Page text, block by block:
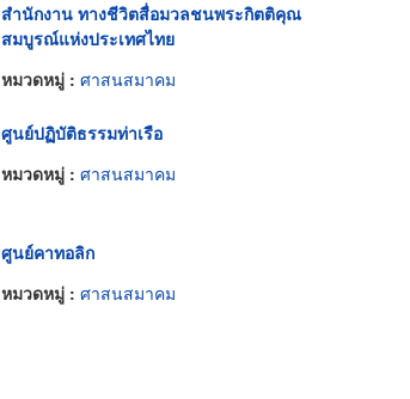
สำนักงาน ทางชีวิตสื่อมวลชนพระกิตติคุณ
สมบูรณ์แห่งประเทศไทย
หมวดหมู่ : ศาสนสมาคม
ศูนย์ปฏิบัติธรรมท่าเรือ
หมวดหมู่ : ศาสนสมาคม
ศูนย์คาทอลิก
หมวดหมู่ : ศาสนสมาคม